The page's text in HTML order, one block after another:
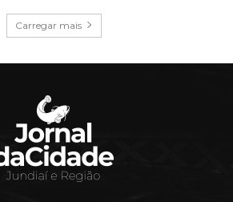
Carregar mais